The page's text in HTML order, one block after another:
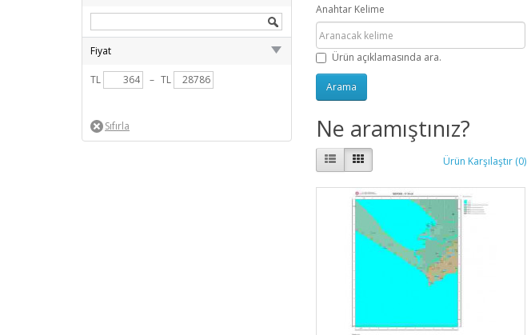
Fiyat
TL – TL
Anahtar Kelime
Ürün açıklamasında ara.
Ne aramıştınız?
Ürün Karşılaştır (0)